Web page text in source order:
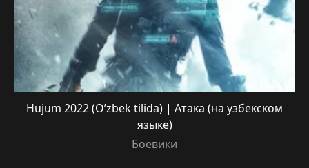
Hujum 2022 (O’zbek tilida) | Атака (на узбекском
языке)
Боевики